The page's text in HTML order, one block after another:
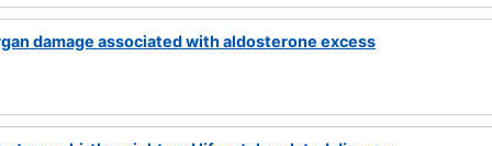
damage associated with aldosterone excess